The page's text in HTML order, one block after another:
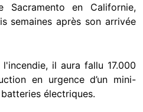
en Californie,
semaines après son arrivée
il aura fallu 17.000
en urgence d’un mini-
électriques.